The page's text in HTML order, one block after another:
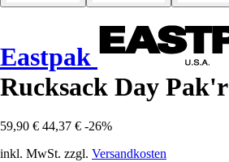
Eastpak
Rucksack Day Pak'r
59,90 € 44,37 € -26%
inkl. MwSt. zzgl. Versandkosten